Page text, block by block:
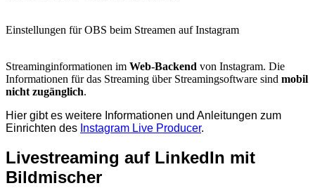
Einstellungen für OBS beim Streamen auf Instagram
Streaminginformationen im Web-Backend von Instagram. Die
Informationen für das Streaming über Streamingsoftware sind mobil
nicht zugänglich.
Hier gibt es weitere Informationen und Anleitungen zum
Einrichten des Instagram Live Producer.
Livestreaming auf LinkedIn mit
Bildmischer